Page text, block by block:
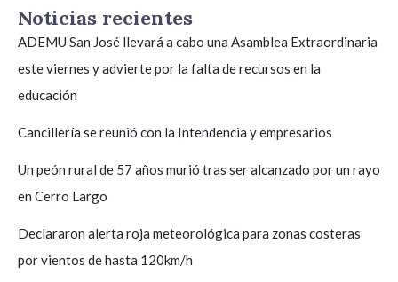
Noticias recientes
ADEMU San José llevará a cabo una Asamblea Extraordinaria
este viernes y advierte por la falta de recursos en la
educación
Cancillería se reunió con la Intendencia y empresarios
Un peón rural de 57 años murió tras ser alcanzado por un rayo
en Cerro Largo
Declararon alerta roja meteorológica para zonas costeras
por vientos de hasta 120km/h